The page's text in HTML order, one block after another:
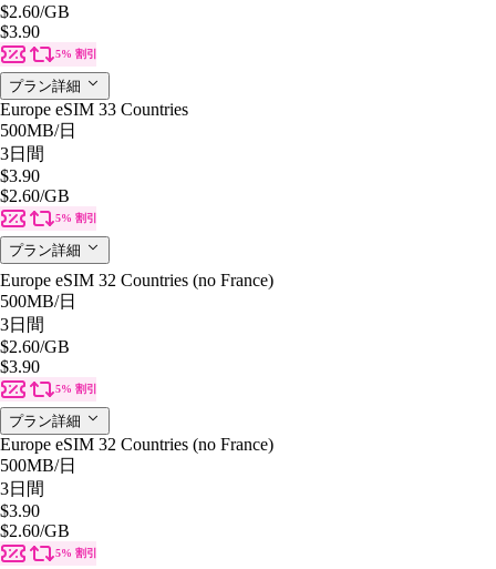
$2.60/GB
$3.90
5% 割引
プラン詳細
Europe eSIM 33 Countries
500MB/日
3日間
$3.90
$2.60/GB
5% 割引
プラン詳細
Europe eSIM 32 Countries (no France)
500MB/日
3日間
$2.60/GB
$3.90
5% 割引
プラン詳細
Europe eSIM 32 Countries (no France)
500MB/日
3日間
$3.90
$2.60/GB
5% 割引